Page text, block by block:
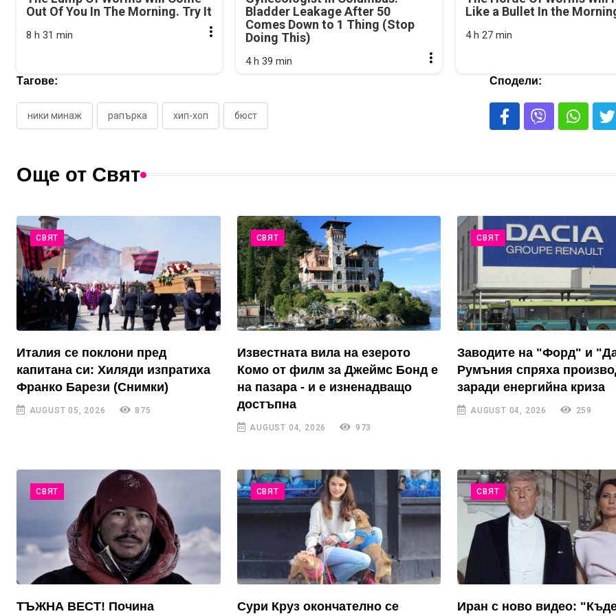
Out Of You In The Morning. Try It
8 h 31 min
Bladder Leakage After 50
Comes Down to 1 Thing (Stop
Doing This)
4 h 39 min
Like a Bullet In the
4 h 27 min
Тагове:
ники минаж рапърка хип-хоп бюст
Сподели:
Още от Свят
СВЯТ
Италия се поклони пред
капитана си: Хиляди изпратиха
Франко Барези (Снимки)
AUGUST 05, 2026 875
СВЯТ
Известната вила на езерото
Комо от филм за Джеймс Бонд е
на пазара - и е изненадващо
достъпна
AUGUST 04, 2026 973
СВЯТ
Заводите на "Форд" и
Румъния спряха
заради енергийна криза
AUGUST 04, 2026 259
СВЯТ
ТЪЖНА ВЕСТ! Почина
СВЯТ
Сури Круз окончателно се
СВЯТ
Иран с ново видео: